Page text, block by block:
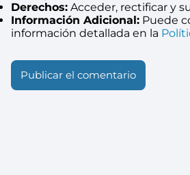
Derechos: Acceder, rectificar y
Información Adicional: Puede
información detallada en la